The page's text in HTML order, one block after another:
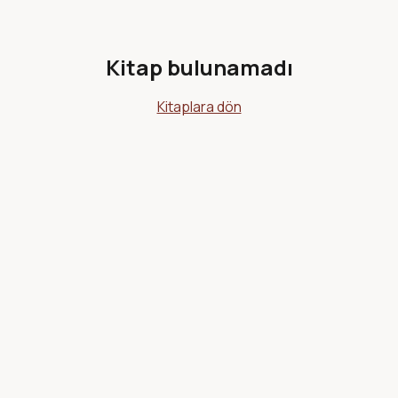
Kitap bulunamadı
Kitaplara dön